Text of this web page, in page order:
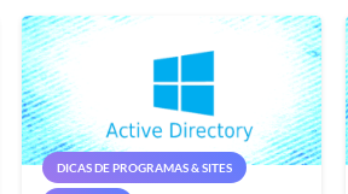
DICAS DE PROGRAMAS & SITES